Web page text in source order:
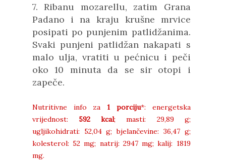
7. Ribanu mozarellu, zatim Grana
Padano i na kraju krušne mrvice
posipati po punjenim patlidžanima.
Svaki punjeni patlidžan nakapati s
malo ulja, vratiti u pećnicu i peči
oko 10 minuta da se sir otopi i
zapeče.
Nutritivne info za1 porciju*: energetska
vrijednost: 592 kcal; masti: 29,89 g;
ugljikohidrati: 52,04 g; bjelančevine: 36,47 g;
kolesterol: 52 mg; natrij: 2947 mg; kalij: 1819
mg.